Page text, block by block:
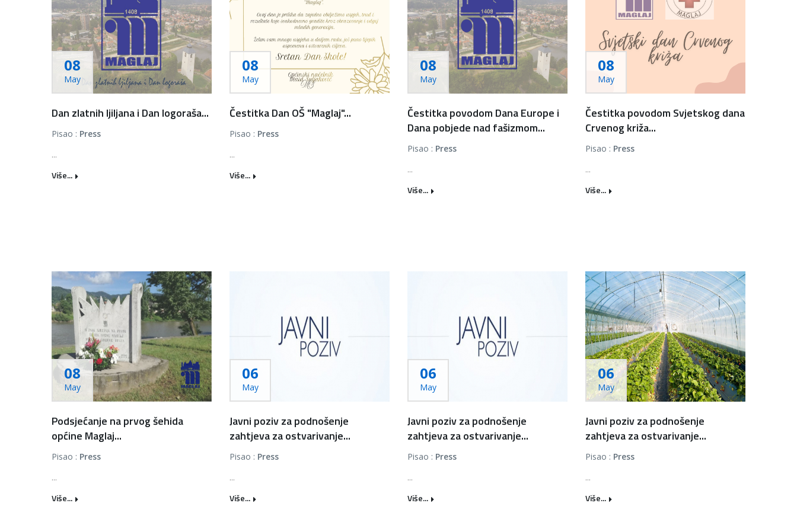
08
May
Dan zlatnih ljiljana i Dan logoraša...
Pisao : Press
...
Više...
08
May
Čestitka Dan OŠ "Maglaj"...
Pisao : Press
...
Više...
08
May
Čestitka povodom Dana Europe i
Dana pobjede nad fašizmom...
Pisao : Press
...
Više...
08
May
Čestitka povodom Svjetskog dana
Crvenog križa...
Pisao : Press
...
Više...
08
May
Podsjećanje na prvog šehida
općine Maglaj...
Pisao : Press
...
Više...
06
May
Javni poziv za podnošenje
zahtjeva za ostvarivanje...
Pisao : Press
...
Više...
06
May
Javni poziv za podnošenje
zahtjeva za ostvarivanje...
Pisao : Press
...
Više...
06
May
Javni poziv za podnošenje
zahtjeva za ostvarivanje...
Pisao : Press
...
Više...